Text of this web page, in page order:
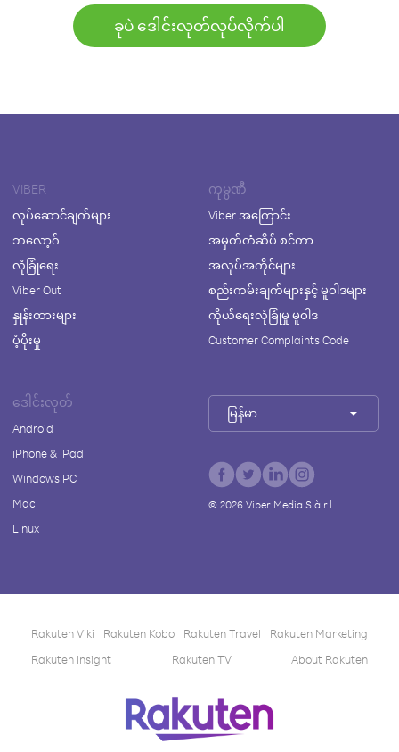
ခုပဲ ဒေါင်းလုတ်လုပ်လိုက်ပါ
VIBER
လုပ်ဆောင်ချက်များ
ဘလော့ဂ်
လုံခြုံရေး
Viber Out
နှုန်းထားများ
ပံ့ပိုးမှု
ကုမ္ပဏီ
Viber အကြောင်း
အမှတ်တံဆိပ် စင်တာ
အလုပ်အကိုင်များ
စည်းကမ်းချက်များနှင့် မူဝါဒများ
ကိုယ်ရေးလုံခြုံမှု မူဝါဒ
Customer Complaints Code
ဒေါင်းလုတ်
Android
iPhone & iPad
Windows PC
Mac
Linux
မြန်မာ
© 2026Viber Media S.à r.l.
Rakuten Viki Rakuten Kobo Rakuten Travel
Rakuten Marketing
Rakuten Insight
Rakuten TV About Rakuten